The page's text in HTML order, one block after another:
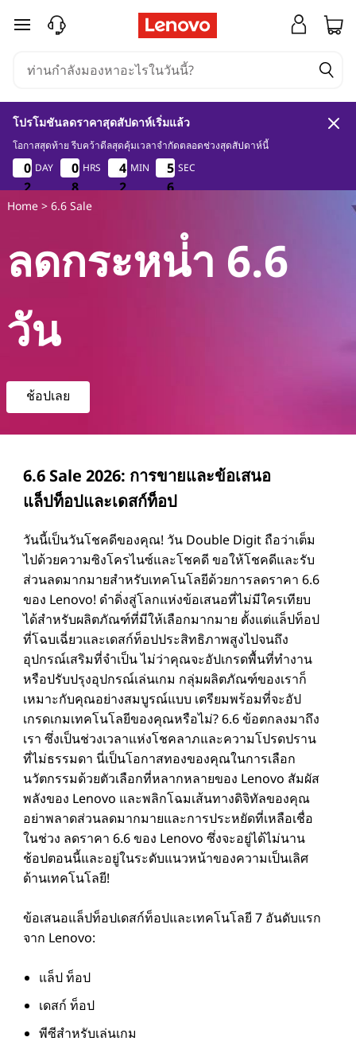
ล
ร
า
ค
L
n
o
ข้ามไปที่เนื้อหาหลัก
โปรโมชันลดราคาสุดสัปดาห์เริ่มแล้ว
โอกาสสุดท้าย รีบคว้าดีลสุดคุ้มเวลาจำกัดตลอดช่วงสุดสัปดาห์นี้
0
2
0
2
0
2
0
2
DAY
0
8
0
8
0
8
0
8
HRS
4
2
4
2
4
2
4
2
MIN 5
6
5
5
5
6
5
5
SEC
Home> 6.6 Sale
ลดกระหน่ํา 6.6
วัน
ช้อปเลย
6.6 Sale 2026: การขายและข้อเสนอ
แล็ปท็อปและเดสก์ท็อป
วันนี้เป็นวันโชคดีของคุณ! วัน Double Digit ถือว่าเต็ม
ไปด้วยความซิงโครไนซ์และโชคดี ขอให้โชคดีและรับ
ส่วนลดมากมายสําหรับเทคโนโลยีด้วยการลดราคา 6.6
ของ Lenovo! ดําดิ่งสู่โลกแห่งข้อเสนอที่ไม่มีใครเทียบ
ได้สําหรับผลิตภัณฑ์ที่มีให้เลือกมากมาย ตั้งแต่แล็ปท็อป
ที่โฉบเฉี่ยวและเดสก์ท็อปประสิทธิภาพสูงไปจนถึง
อุปกรณ์เสริมที่จําเป็น ไม่ว่าคุณจะอัปเกรดพื้นที่ทํางาน
หรือปรับปรุงอุปกรณ์เล่นเกม กลุ่มผลิตภัณฑ์ของเราก็
เหมาะกับคุณอย่างสมบูรณ์แบบ เตรียมพร้อมที่จะอัป
เกรดเกมเทคโนโลยีของคุณหรือไม่? 6.6 ข้อตกลงมาถึง
เรา ซึ่งเป็นช่วงเวลาแห่งโชคลาภและความโปรดปราน
ที่ไม่ธรรมดา นี่เป็นโอกาสทองของคุณในการเลือก
นวัตกรรมด้วยตัวเลือกที่หลากหลายของ Lenovo สัมผัส
พลังของ Lenovo และพลิกโฉมเส้นทางดิจิทัลของคุณ
อย่าพลาดส่วนลดมากมายและการประหยัดที่เหลือเชื่อ
ในช่วง ลดราคา 6.6 ของ Lenovo ซึ่งจะอยู่ได้ไม่นาน
ช้อปตอนนี้และอยู่ในระดับแนวหน้าของความเป็นเลิศ
ด้านเทคโนโลยี!
ข้อเสนอแล็ปท็อปเดสก์ท็อปและเทคโนโลยี 7 อันดับแรก
จาก Lenovo:
แล็ป ท็อป
เดสก์ ท็อป
พีซีสําหรับเล่นเกม